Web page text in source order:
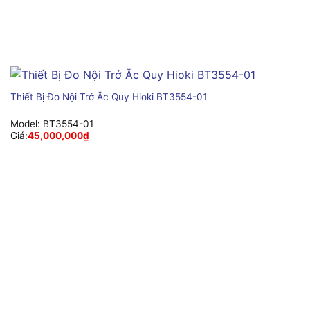
Thiết Bị Đo Nội Trở Ắc Quy Hioki BT3554-01
Model: BT3554-01
Giá:45,000,000₫